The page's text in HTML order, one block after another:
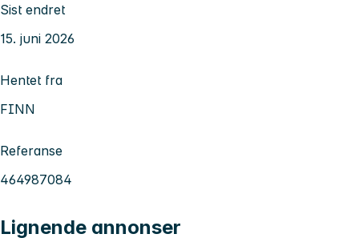
Sist endret
15. juni 2026
Hentet fra
FINN
Referanse
464987084
Lignende annonser